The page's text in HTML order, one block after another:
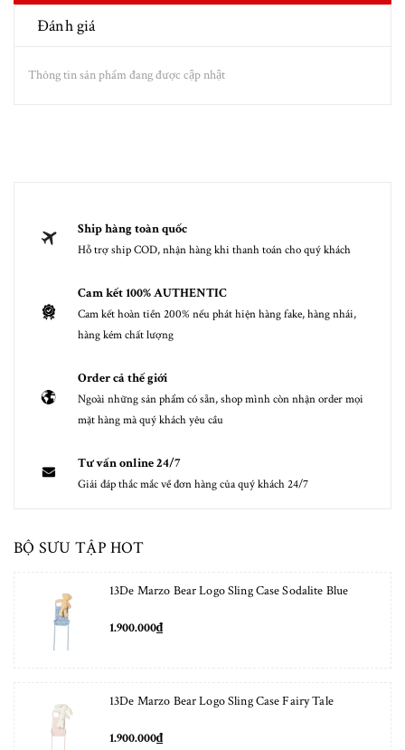
Đánh giá
Thông tin sản phẩm đang được cập nhật
Ship hàng toàn quốc
Hỗ trợ ship COD, nhận hàng khi thanh toán cho quý khách
Cam kết 100% AUTHENTIC
Cam kết hoàn tiền 200% nếu phát hiện hàng fake, hàng nhái,
hàng kém chất lượng
Order cả thế giới
Ngoài những sản phẩm có sẵn, shop mình còn nhận order mọi
mặt hàng mà quý khách yêu cầu
Tư vấn online 24/7
Giải đáp thắc mắc về đơn hàng của quý khách 24/7
BỘ SƯU TẬP HOT
13De Marzo Bear Logo Sling Case Sodalite Blue
1.900.000₫
13De Marzo Bear Logo Sling Case Fairy Tale
1.900.000₫